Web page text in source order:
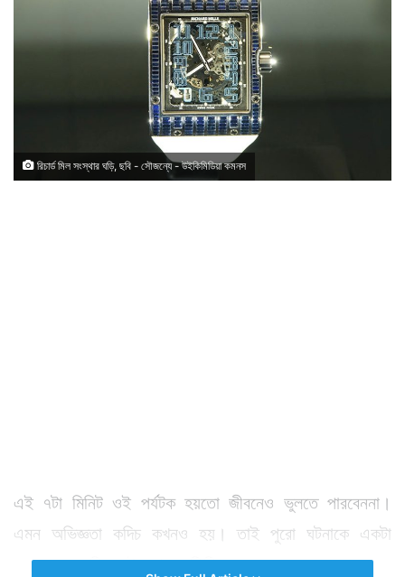
রিচার্ড মিল সংস্থার ঘড়ি, ছবি - সৌজন্যে - উইকিমিডিয়া কমনস
এই ৭টা মিনিট ওই পর্যটক হয়তো জীবনেও ভুলতে পারবেননা।
এমন অভিজ্ঞতা কদিচ কখনও হয়। তাই পুরো ঘটনাকে একটা
অ্যাডভেঞ্চার হিসাবেই দেখছেন তিনি।